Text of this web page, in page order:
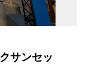
サンセッ